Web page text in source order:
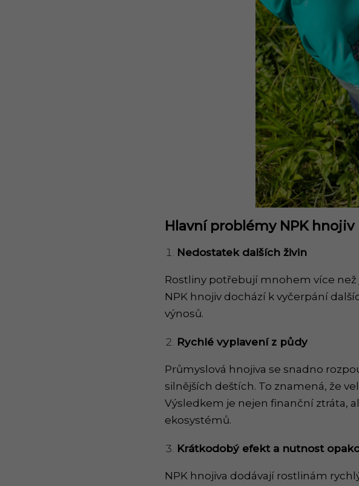
Hlavní probl émy NPK hnojiv
Nedostatek dalších živin
Rostliny potřebují mnohem více
NPK hnojiv dochází k vyčerpání
výnosů.
Rychlé vyplavení z půdy
Průmyslová hnojiva se snadno
silnějších deštích. To znamená, že
Výsledkem je nejen finanční ztráta,
ekosystémů.
Krátkodobý efekt a nutnost
NPK hnojiva dodávají rostlinám